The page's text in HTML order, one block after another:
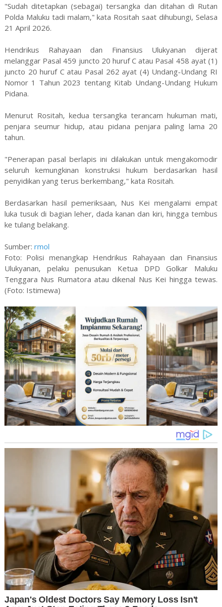
"Sudah ditetapkan (sebagai) tersangka dan ditahan di Rutan
Polda Maluku tadi malam," kata Rositah saat dihubungi, Selasa
21 April 2026.
Hendrikus Rahayaan dan Finansius Ulukyanan dijerat
melanggar Pasal 459 juncto 20 huruf C atau Pasal 458 ayat (1)
juncto 20 huruf C atau Pasal 262 ayat (4) Undang-Undang RI
Nomor 1 Tahun 2023 tentang Kitab Undang-Undang Hukum
Pidana.
Menurut Rositah, kedua tersangka terancam hukuman mati,
penjara seumur hidup, atau pidana penjara paling lama 20
tahun.
"Penerapan pasal berlapis ini dilakukan untuk mengakomodir
seluruh kemungkinan konstruksi hukum berdasarkan hasil
penyidikan yang terus berkembang," kata Rositah.
Berdasarkan hasil pemeriksaan, Nus Kei mengalami empat
luka tusuk di bagian leher, dada kanan dan kiri, hingga tembus
ke tulang belakang.
Sumber: rmol
Foto: Polisi menangkap Hendrikus Rahayaan dan Finansius
Ulukyanan, pelaku penusukan Ketua DPD Golkar Maluku
Tenggara Nus Rumatora atau dikenal Nus Kei hingga tewas.
(Foto: Istimewa)